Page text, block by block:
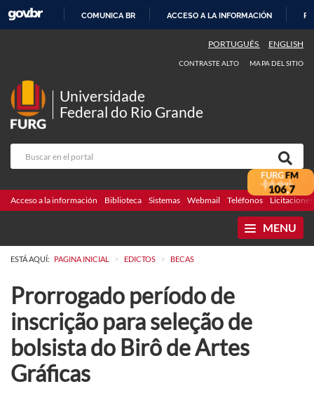
CONTENIDO
COMUNICA BR ACCESO A LA INFORMACIÓN
PORTUGUÊS ENGLISH
CONTRASTE ALTO MAPA DEL SITIO
Universidade
Federal do Rio Grande
Acceso a la información Biblioteca Sistemas Webmail Teléfonos Licitaciones
MENU
ESTÁ AQUÍ: PAGINA INICIAL > EDICTOS > BECAS
Prorrogado período de
inscrição para seleção de
bolsista do Birô de Artes
Gráficas